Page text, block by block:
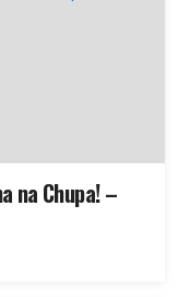
na Chupa! –